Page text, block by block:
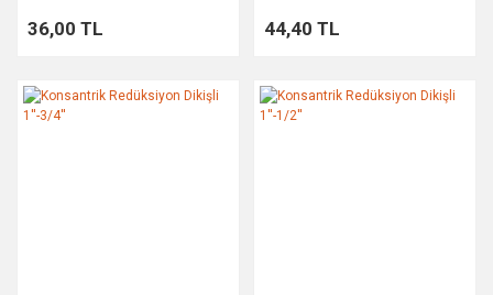
36,00 TL 44,40 TL